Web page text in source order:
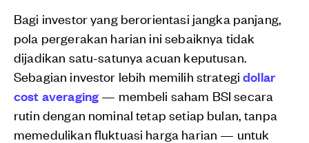
Bagi investor yang berorientasi jangka panjang,
pola pergerakan harian ini sebaiknya tidak
dijadikan satu-satunya acuan keputusan.
Sebagian investor lebih memilih strategidollar
cost averaging — membeli saham BSI secara
rutin dengan nominal tetap setiap bulan, tanpa
memedulikan fluktuasi harga harian — untuk